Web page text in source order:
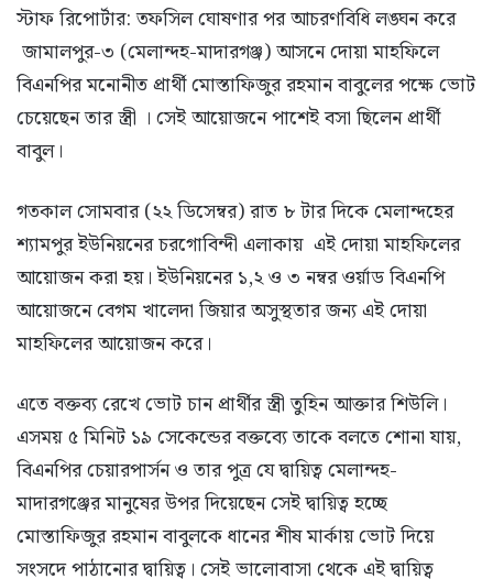
স্টাফ রিপোর্টার:তফসিল ঘোষণার পর আচরণবিধি লঙ্ঘন করে
জামালপুর-৩ (মেলান্দহ-মাদারগঞ্জ) আসনে দোয়া মাহফিলে
বিএনপির মনোনীত প্রার্থী মোস্তাফিজুর রহমান বাবুলের পক্ষে ভোট
চেয়েছেন তার স্ত্রী । সেই আয়োজনে পাশেই বসা ছিলেন প্রার্থী
বাবুল।
গতকাল সোমবার (২২ ডিসেম্বর) রাত ৮ টার দিকে মেলান্দহের
শ্যামপুর ইউনিয়নের চরগোবিন্দী এলাকায় এই দোয়া মাহফিলের
আয়োজন করা হয়। ইউনিয়নের ১,২ ও ৩ নম্বর ওর্য়াড বিএনপি
আয়োজনে বেগম খালেদা জিয়ার অসুস্থতার জন্য এই দোয়া
মাহফিলের আয়োজন করে।
এতে বক্তব্য রেখে ভোট চান প্রার্থীর স্ত্রী তুহিন আক্তার শিউলি।
এসময় ৫ মিনিট ১৯ সেকেন্ডের বক্তব্যে তাকে বলতে শোনা যায়,
বিএনপির চেয়ারপার্সন ও তার পুত্র যে দ্বায়িত্ব মেলান্দহ-
মাদারগঞ্জের মানুষের উপর দিয়েছেন সেই দ্বায়িত্ব হচ্ছে
মোস্তাফিজুর রহমান বাবুলকে ধানের শীষ মার্কায় ভোট দিয়ে
সংসদে পাঠানোর দ্বায়িত্ব। সেই ভালোবাসা থেকে এই দ্বায়িত্ব